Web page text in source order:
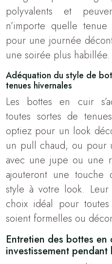
polyvalents et
n’importe quelle
pour une journée
une soirée plus habillée.
Adéquation du style de
tenues hivernales
Les bottes en cuir
toutes sortes de
optiez pour un look
un pull chaud, ou pour
avec une jupe ou une
ajouteront une touche
style à votre look.
choix idéal pour toutes
soient formelles ou
Entretien des bottes
investissement